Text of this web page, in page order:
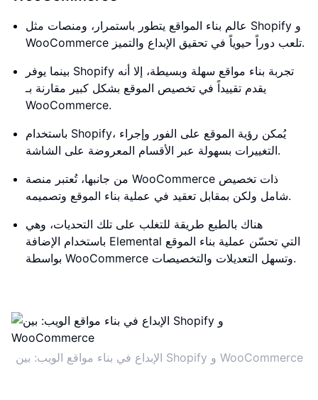
عالم بناء المواقع يتطور باستمرار، ومنصات مثل Shopify و
WooCommerce تلعب دوراً حيوياً في تحقيق الإبداع والتميز.
بينما يوفر Shopify تجربة بناء مواقع سهلة وبسيطة، إلا أنه
يقدم تقييداً في تخصيص الموقع بشكل كبير مقارنة بـ
WooCommerce.
باستخدام Shopify، يُمكن رؤية الموقع على الفور وإجراء
التغييرات بسهولة عبر الأقسام المعروضة على الشاشة.
من جانبها، تُعتبر منصة WooCommerce ذات تخصيص
شامل ولكن بمقابل تعقيد في عملية بناء الموقع وتصميمه.
هناك بالطبع طريقة للتغلب على تلك التحديات، وهي
باستخدام الإضافة Elemental التي تحسّن عملية بناء الموقع
بواسطة WooCommerce وتسهل التعديلات والتخصيصات.
الإبداع في بناء مواقع الويب: بين Shopify و WooCommerce